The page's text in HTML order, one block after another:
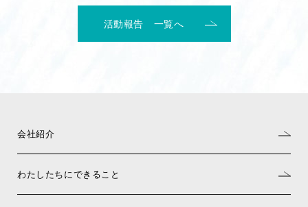
活動報告 一覧へ
会社紹介
わたしたちにできること